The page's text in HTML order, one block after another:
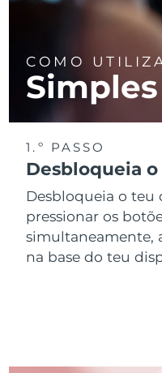
COMO
1.º PASSO
Desbloqueia
Desbloqueia o teu
pressionar os
simultaneamente,
na base do teu